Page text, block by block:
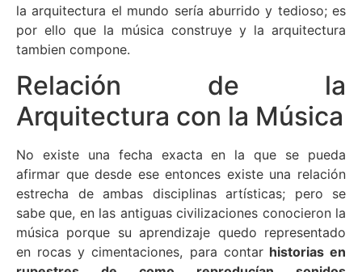
la arquitectura el mundo sería aburrido y tedioso; es
por ello que la música construye y la arquitectura
tambien compone.
Relación de la
Arquitectura con la Música
No existe una fecha exacta en la que se pueda
afirmar que desde ese entonces existe una relación
estrecha de ambas disciplinas artísticas; pero se
sabe que, en las antiguas civilizaciones conocieron la
música porque su aprendizaje quedo representado
en rocas y cimentaciones, para contarhistorias en